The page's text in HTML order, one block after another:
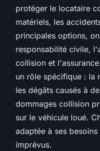
protéger le locataire
matériels, les
principales options,
responsabilité civile,
collision et
un rôle spécifique : la
les dégâts causés à
dommages collision
sur le véhicule loué.
adaptée à ses
imprévus.